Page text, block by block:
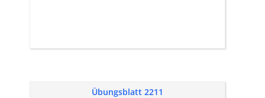
Übungsblatt 2211